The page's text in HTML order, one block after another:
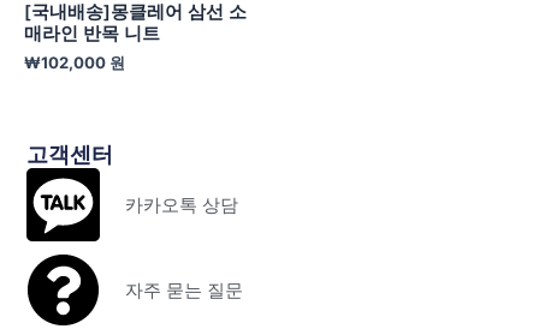
[국내배송]몽클레어 삼선 소
매라인 반목 니트
₩102,000 원
고객센터
카카오톡 상담
자주 묻는 질문